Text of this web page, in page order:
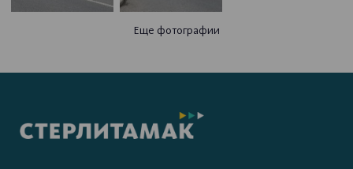
Еще фотографии